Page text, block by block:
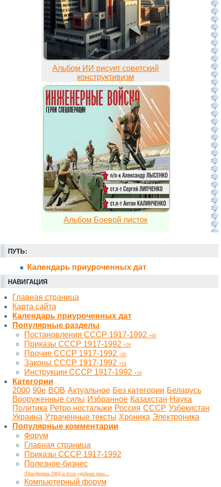
Альбом ИИ рисует советский
конструктивизм
Альбом Боевой листок
ПУТЬ:
Календарь приуроченных дат
НАВИГАЦИЯ
Главная страница
Карта сайта
Календарь приуроченных дат
Популярные разделы
Постановления СССР 1917-1992 +45
Приказы СССР 1917-1992 +29
Прочие СССР 1917-1992 +20
Законы СССР 1917-1992 +18
Инструкции СССР 1917-1992 +18
Категории
2000 90е BOB Актуальное Без категории Беларусь
Вооруженные силы Избранное Казахстан Наука
Политика Ретро ностальжи Россия СССР Узбекистан
Украина Утраченные тексты Хроника Электроника
Популярные комментарии
Форум
Главная страница
Приказы СССР 1917-1992
Полезное-бизнес
/Платформа ОФД и Атол удобное реш...
Компьютерный форум